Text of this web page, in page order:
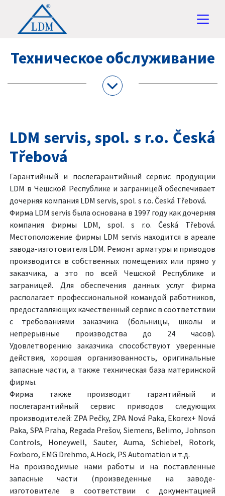
Техническое обслуживание
LDM servis, spol. s r.o. Česká
Třebová
Гарантийный и послегарантийный сервис продукции
LDM в Чешской Республике и заграницей обеспечивает
дочерняя компания LDM servis, spol. s r.o. Česká Třebová.
Фирма LDM servis была основана в 1997 году как дочерняя
компания фирмы LDM, spol. s r.o. Česká Třebová.
Местоположение фирмы LDM servis находится в ареале
завода-изготовителя LDM. Ремонт арматуры и приводов
производится в собственных помещениях или прямо у
заказчика, а это по всей Чешской Республике и
заграницей. Для обеспечения данных услуг фирма
располагает профессиональной командой работников,
предоставляющих качественный сервис в соответствии
с требованиями заказчика (больницы, школы и
непрерывные производства до 24 часов).
Удовлетворению заказчика способствуют уверенные
действия, хорошая организованность, оригинальные
запасные части, а также техническая база материнской
фирмы.
Фирма также производит гарантийный и
послегарантийный сервис приводов следующих
производителей: ZPA Pečky, ZPA Nová Paka, Ekorex+ Nová
Paka, SPA Praha, Regada Prešov, Siemens, Belimo, Johnson
Controls, Honeywell, Sauter, Auma, Schiebel, Rotork,
Foxboro, EMG Drehmo, A.Hock, PS Automation и т.д.
На производимые нами работы и на поставленные
запасные части (произведенные на заводе-
изготовителе в соответствии с документацией